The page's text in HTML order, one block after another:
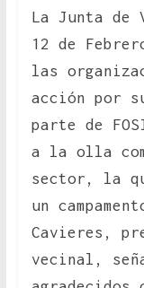
La Junta de
12 de
las
acción por
parte de
a la olla
sector, la
un
Cavieres,
vecinal,